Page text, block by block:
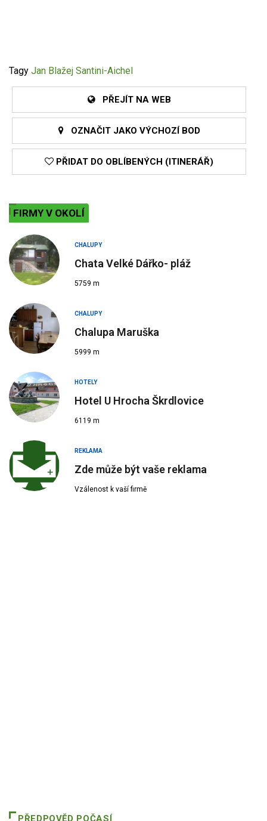
Tagy Jan Blažej Santini-Aichel
PŘEJÍT NA WEB
OZNAČIT JAKO VÝCHOZÍ BOD
PŘIDAT DO OBLÍBENÝCH (ITINERÁŘ)
FIRMY V OKOLÍ
CHALUPY
Chata Velké Dářko- pláž
5759 m
CHALUPY
Chalupa Maruška
5999 m
HOTELY
Hotel U Hrocha Škrdlovice
6119 m
REKLAMA
Zde může být vaše reklama
Vzálenost k vaší firmě
PŘEDPOVĚD POČASÍ